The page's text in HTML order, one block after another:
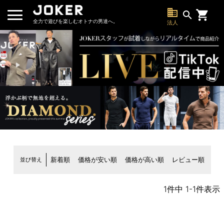
全力で遊びを楽しむオトナの男達へ。
business
法人
search
並び替え 新着順 価格が安い順 価格が高い順 レビュー順
1件中 1-1件表示